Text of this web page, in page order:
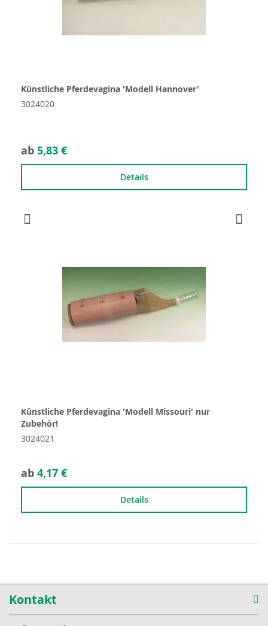
Künstliche Pferdevagina 'Modell Hannover'
3024020
ab 5,83 €
Details
Künstliche Pferdevagina 'Modell Missouri' nur
Zubehör!
3024021
ab 4,17 €
Details
Kontakt